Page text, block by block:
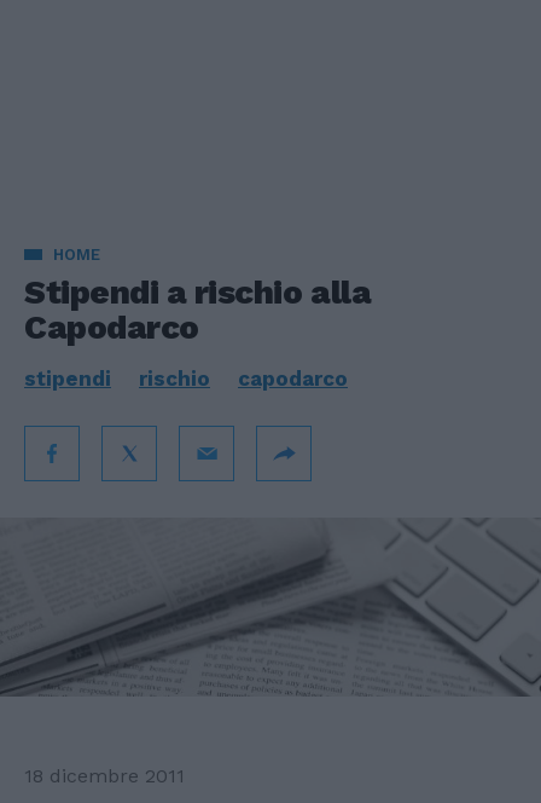
HOME
Stipendi a rischio alla
Capodarco
stipendi rischio capodarco
18 dicembre 2011